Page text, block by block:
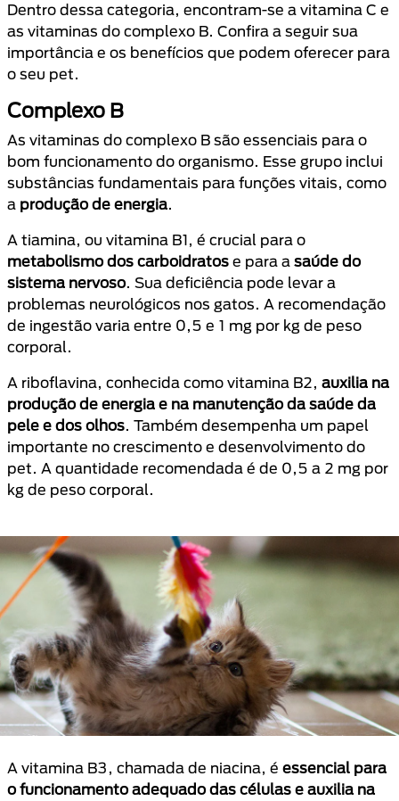
Dentro dessa categoria, encontram-se a vitamina C e
as vitaminas do complexo B. Confira a seguir sua
importância e os benefícios que podem oferecer para
o seu pet.
Complexo B
As vitaminas do complexo B são essenciais para o
bom funcionamento do organismo. Esse grupo inclui
substâncias fundamentais para funções vitais, como
a produção de energia.
A tiamina, ou vitamina B1, é crucial para o
metabolismo dos carboidratos e para a saúde do
sistema nervoso. Sua deficiência pode levar a
problemas neurológicos nos gatos. A recomendação
de ingestão varia entre 0,5 e 1 mg por kg de peso
corporal.
A riboflavina, conhecida como vitamina B2, auxilia na
produção de energia e na manutenção da saúde da
pele e dos olhos. Também desempenha um papel
importante no crescimento e desenvolvimento do
pet. A quantidade recomendada é de 0,5 a 2 mg por
kg de peso corporal.
A vitamina B3, chamada de niacina, é essencial para
o funcionamento adequado das células e auxilia na